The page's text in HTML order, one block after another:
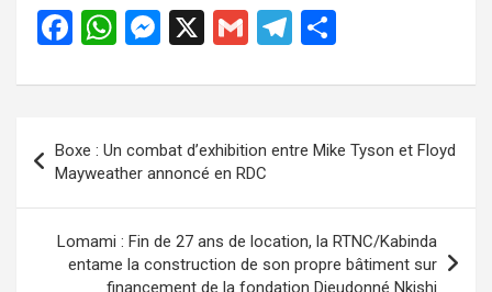
F
ce
o
o
k
W
at
A
p
p
M
se
g
er
X
G
ail
T
e
a
m
ta
er
de
l’article
Boxe : Un combat d’exhibition entre Mike Tyson et Floyd
Mayweather annoncé en RDC
Lomami : Fin de 27 ans de location, la RTNC/Kabinda
entame la construction de son propre bâtiment sur
financement de la fondation Dieudonné Nkishi